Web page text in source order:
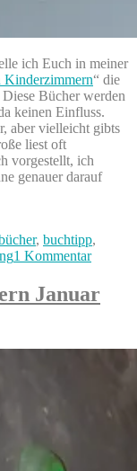
ich Euch in meiner
Kinderzimmern“ die
Bücher werden
keinen Einfluss.
aber vielleicht gibts
liest oft
vorgestellt, ich
genauer darauf
, buchtipp,
1 Kommentarzu
den
2019
Januar